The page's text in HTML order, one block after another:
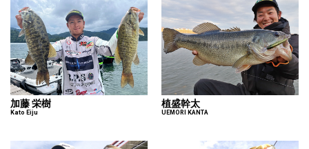
加藤 栄樹
Kato Eiju
植盛幹太
UEMORI KANTA